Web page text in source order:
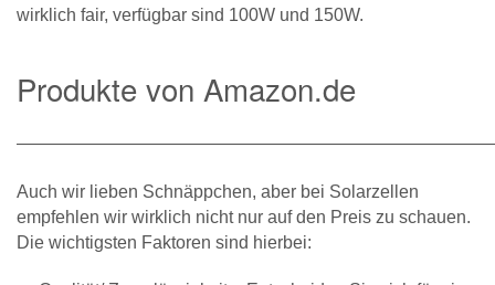
wirklich fair, verfügbar sind 100W und 150W.
Produkte von Amazon.de
Auch wir lieben Schnäppchen, aber bei Solarzellen
empfehlen wir wirklich nicht nur auf den Preis zu schauen.
Die wichtigsten Faktoren sind hierbei: